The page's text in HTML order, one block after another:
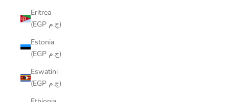
Eritrea
(EGP ج.م)
Estonia
(EGP ج.م)
Eswatini
(EGP ج.م)